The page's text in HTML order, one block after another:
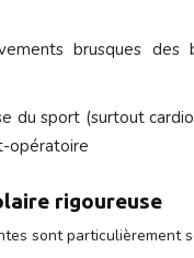
brusques des
du sport (surtout
opératoire
rigoureuse
sont particulièrement